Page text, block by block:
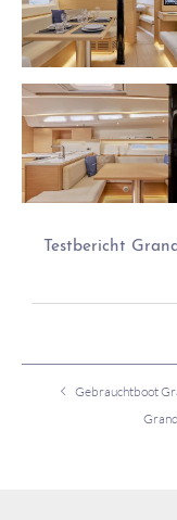
Testbericht